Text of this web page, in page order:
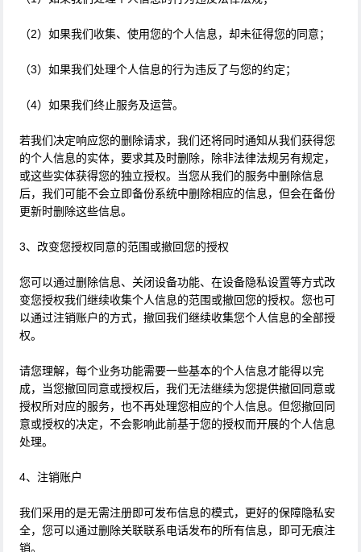
（2）如果我们收集、使用您的个人信息，却未征得您的同意；
（3）如果我们处理个人信息的行为违反了与您的约定；
（4）如果我们终止服务及运营。
若我们决定响应您的删除请求，我们还将同时通知从我们获得您
的个人信息的实体，要求其及时删除，除非法律法规另有规定，
或这些实体获得您的独立授权。当您从我们的服务中删除信息
后，我们可能不会立即备份系统中删除相应的信息，但会在备份
更新时删除这些信息。
3、改变您授权同意的范围或撤回您的授权
您可以通过删除信息、关闭设备功能、在设备隐私设置等方式改
变您授权我们继续收集个人信息的范围或撤回您的授权。您也可
以通过注销账户的方式，撤回我们继续收集您个人信息的全部授
权。
请您理解，每个业务功能需要一些基本的个人信息才能得以完
成，当您撤回同意或授权后，我们无法继续为您提供撤回同意或
授权所对应的服务，也不再处理您相应的个人信息。但您撤回同
意或授权的决定，不会影响此前基于您的授权而开展的个人信息
处理。
4、注销账户
我们采用的是无需注册即可发布信息的模式，更好的保障隐私安
全，您可以通过删除关联联系电话发布的所有信息，即可无痕注
销。